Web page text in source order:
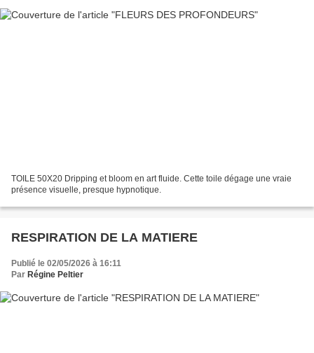
TOILE 50X20 Dripping et bloom en art fluide. Cette toile dégage une vraie
présence visuelle, presque hypnotique.
RESPIRATION DE LA MATIERE
Publié le 02/05/2026 à 16:11
Par Régine Peltier